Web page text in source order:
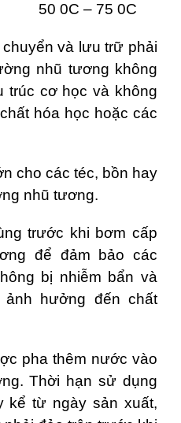
0C – 75 0C
và lưu trữ phải
nhũ tương không
trúc cơ học và không
hóa học hoặc các
cho các téc, bồn hay
nhũ tương.
trước khi bơm cấp
để đảm bảo các
bị nhiễm bẩn và
hưởng đến chất
pha thêm nước vào
Thời hạn sử dụng
kể từ ngày sản xuất,